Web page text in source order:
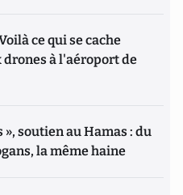
ce qui se cache
à l'aéroport de
», soutien au Hamas : du
la même haine